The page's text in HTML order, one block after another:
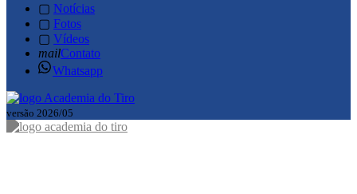
▢ Notícias
▢ Fotos
▢ Vídeos
mailContato
Whatsapp
versão 2026/05